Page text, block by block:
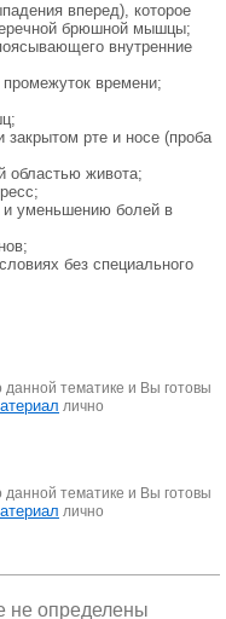
вперед), которое
брюшной мышцы;
внутренние
времени;
рте и носе (проба
областью живота;
и уменьшению болей в
без специального
тематике и Вы готовы
лично
тематике и Вы готовы
лично
не определены